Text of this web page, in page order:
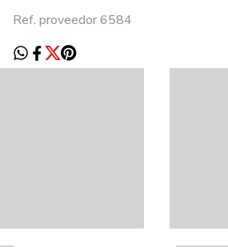
Ref. proveedor 6584